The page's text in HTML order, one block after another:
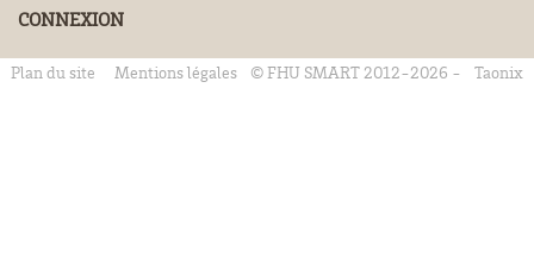
CONNEXION
Plan du site Mentions légales © FHU SMART 2012-2026 - Taonix